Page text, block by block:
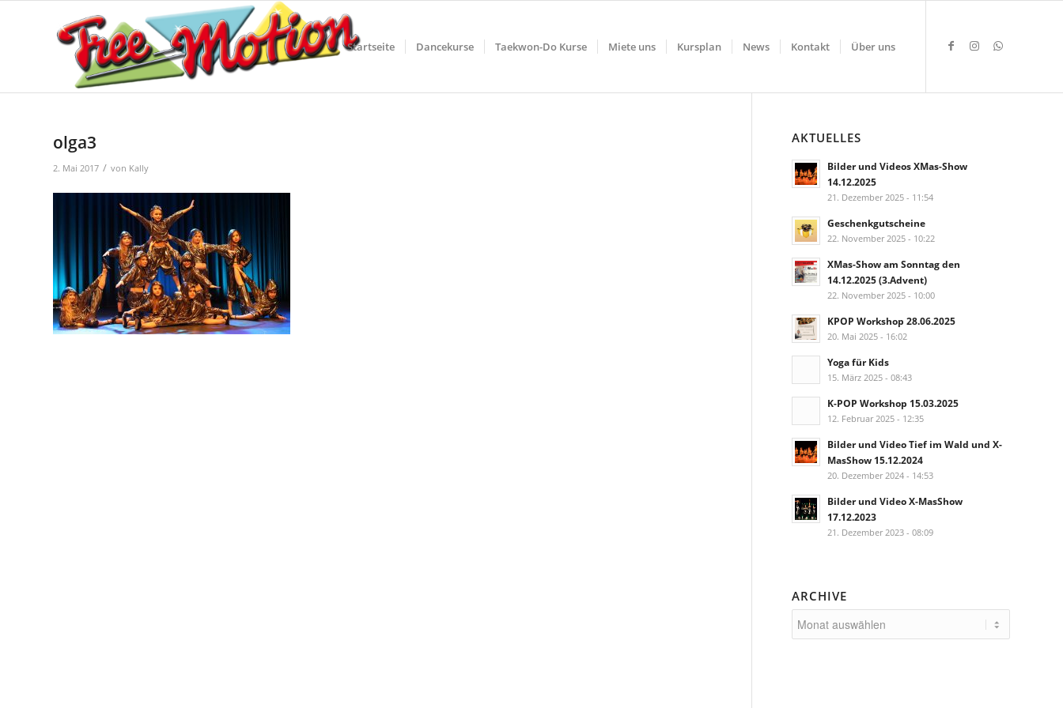
Startseite Dancekurse Taekwon-Do Kurse Miete uns Kursplan News Kontakt Über uns
olga3
2. Mai 2017 / von Kally
AKTUELLES
Bilder und Videos XMas-Show
14.12.2025
21. Dezember 2025 - 11:54
Geschenkgutscheine
22. November 2025 - 10:22
XMas-Show am Sonntag den
14.12.2025 (3.Advent)
22. November 2025 - 10:00
KPOP Workshop 28.06.2025
20. Mai 2025 - 16:02
Yoga für Kids
15. März 2025 - 08:43
K-POP Workshop 15.03.2025
12. Februar 2025 - 12:35
Bilder und Video Tief im Wald und X-
MasShow 15.12.2024
20. Dezember 2024 - 14:53
Bilder und Video X-MasShow
17.12.2023
21. Dezember 2023 - 08:09
ARCHIVE